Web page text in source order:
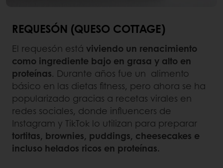
REQUESÓN (QUESO COTTAGE)
El requesón está viviendo un renacimiento
como ingrediente bajo en grasa y alto en
proteínas. Durante años fue un alimento
básico en las dietas fitness, pero ahora se ha
popularizado gracias a recetas virales en
redes sociales, donde influencers de
Instagram y TikTok lo utilizan para preparar
tortitas, brownies, puddings, cheesecakes e
incluso helados ricos en proteínas.